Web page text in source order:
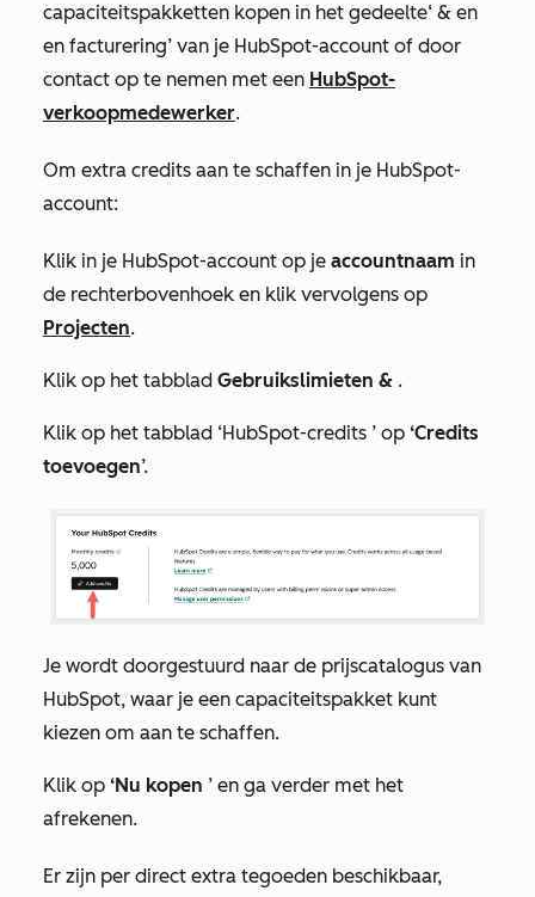
capaciteitspakketten kopen in het gedeelte‘ & en
en facturering’ van je HubSpot-account of door
contact op te nemen met een HubSpot-
verkoopmedewerker.
Om extra credits aan te schaffen in je HubSpot-
account:
Klik in je HubSpot-account op je accountnaam in
de rechterbovenhoek en klik vervolgens op
Projecten.
Klik op het tabblad Gebruikslimieten & .
Klik op het tabblad ‘HubSpot-credits ’ op ‘Credits
toevoegen’.
Je wordt doorgestuurd naar de prijscatalogus van
HubSpot, waar je een capaciteitspakket kunt
kiezen om aan te schaffen.
Klik op ‘Nu kopen ’ en ga verder met het
afrekenen.
Er zijn per direct extra tegoeden beschikbaar,